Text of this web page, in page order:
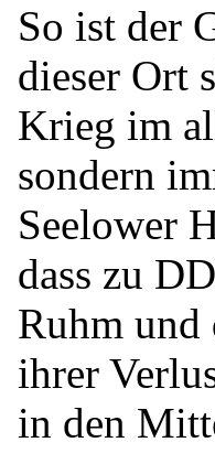
So ist der
dieser Ort
Krieg im
sondern
Seelower
dass zu
Ruhm und
ihrer
in den